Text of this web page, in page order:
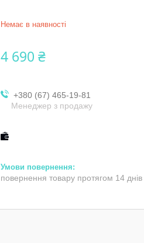
Немає в наявності
4 690 ₴
+380 (67) 465-19-81
Менеджер з продажу
повернення товару протягом 14 днів